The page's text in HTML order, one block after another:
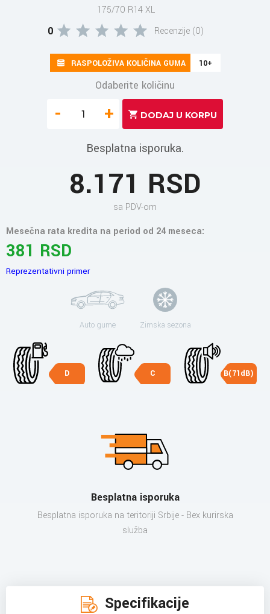
175/70 R14 XL
0 Recenzije (0)
RASPOLOŽIVA KOLIČINA GUMA 10+
Odaberite količinu
- +
Besplatna isporuka.
8.171 RSD
sa PDV-om
Mesečna rata kredita na period od 24 meseca:
381 RSD
Reprezentativni primer
Auto gume Zimska sezona
D C B(71dB)
Besplatna isporuka
Besplatna isporuka na teritoriji Srbije - Bex kurirska
služba
Specifikacije